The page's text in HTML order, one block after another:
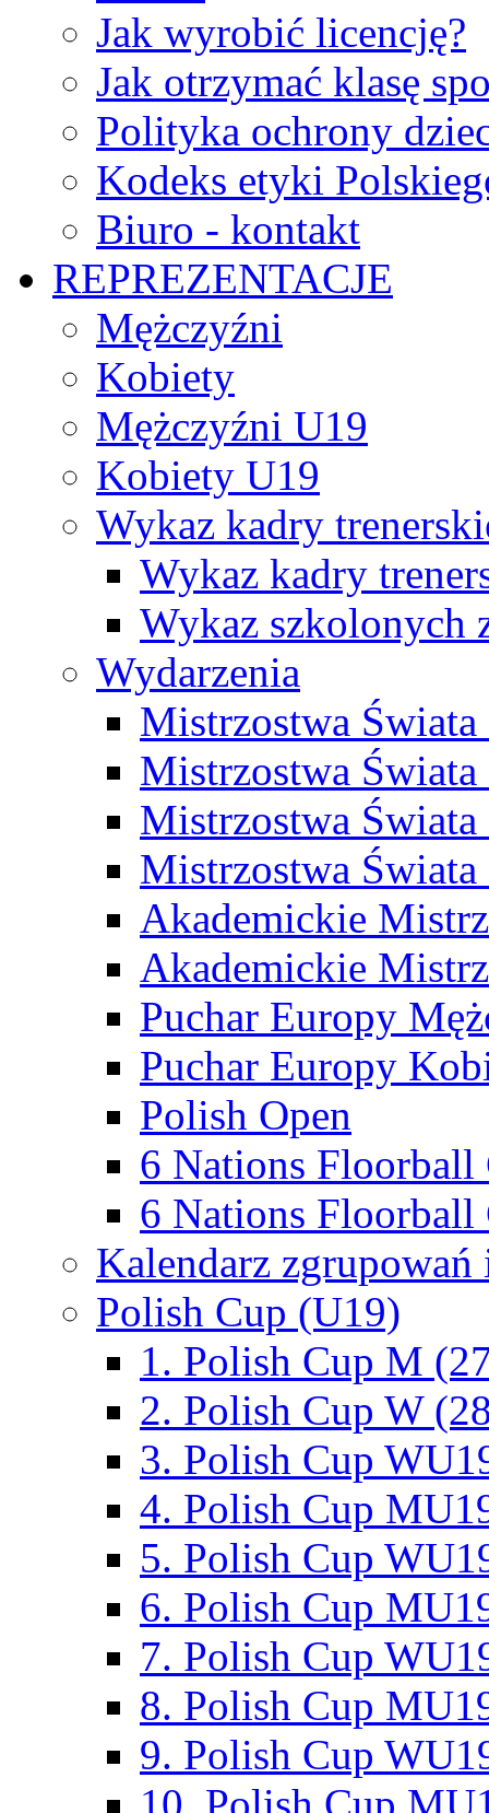
Jak wyrobić licencję?
Jak otrzymać klasę
Polityka ochrony
Kodeks etyki
Biuro - kontakt
REPREZENTACJE
Mężczyźni
Kobiety
Mężczyźni U19
Kobiety U19
Wykaz kadry
Wykaz kadry
Wykaz szkolonych
Wydarzenia
Mistrzostwa
Mistrzostwa
Mistrzostwa
Mistrzostwa
Akademickie
Akademickie
Puchar Europy
Puchar Europy
Polish Open
6 Nations Floorball
6 Nations Floorball
Kalendarz
Polish Cup (U19)
1. Polish Cup M
2. Polish Cup W
3. Polish Cup
4. Polish Cup
5. Polish Cup
6. Polish Cup
7. Polish Cup
8. Polish Cup
9. Polish Cup
10. Polish Cup